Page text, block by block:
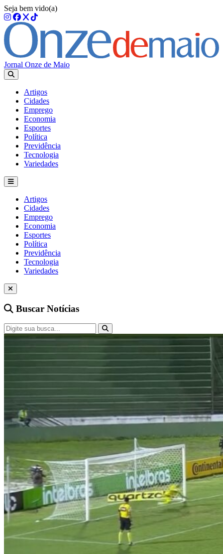
Seja bem vido(a)
Jornal Onze de Maio
Artigos
Cidades
Emprego
Economia
Esportes
Política
Previdência
Tecnologia
Variedades
Artigos
Cidades
Emprego
Economia
Esportes
Política
Previdência
Tecnologia
Variedades
Buscar Notícias